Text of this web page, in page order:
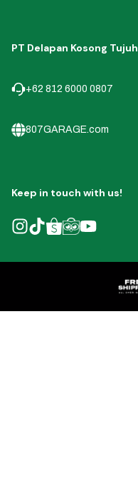
PT Delapan Kosong Tujuh
+62 812 6000 0807
807GARAGE.com
Keep in touch with us!